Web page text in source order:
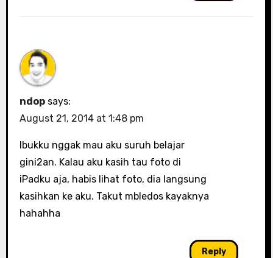
ndop says:
August 21, 2014 at 1:48 pm
Ibukku nggak mau aku suruh belajar
gini2an. Kalau aku kasih tau foto di
iPadku aja, habis lihat foto, dia langsung
kasihkan ke aku. Takut mbledos kayaknya
hahahha
Reply